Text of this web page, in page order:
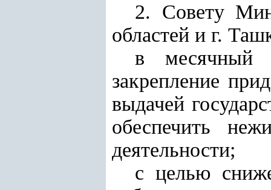
2. Совету
областей и г.
в месячный
закрепление
выдачей
обеспечить
деятельности;
с целью